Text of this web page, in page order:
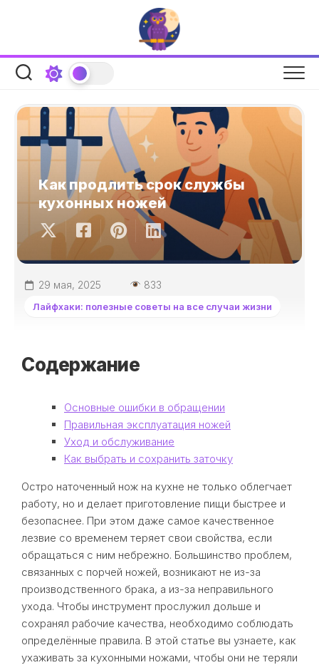
Как продлить срок службы
кухонных ножей
29 мая, 2025 833
Лайфхаки: полезные советы на все случаи жизни
Содержание
Основные ошибки в обращении
Правильная эксплуатация ножей
Уход и обслуживание
Как выбрать и сохранить заточку
Остро наточенный нож на кухне не только облегчает
работу, но и делает приготовление пищи быстрее и
безопаснее. При этом даже самое качественное
лезвие со временем теряет свои свойства, если
обращаться с ним небрежно. Большинство проблем,
связанных с порчей ножей, возникают не из-за
производственного брака, а из-за неправильного
ухода. Чтобы инструмент прослужил дольше и
сохранял рабочие качества, необходимо соблюдать
определённые правила. В этой статье вы узнаете, как
ухаживать за кухонными ножами, чтобы они не теряли